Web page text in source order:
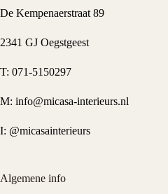
De Kempenaerstraat 89
2341 GJ Oegstgeest
T: 071-5150297
M: info@micasa-interieurs.nl
I: @micasainterieurs
Algemene info